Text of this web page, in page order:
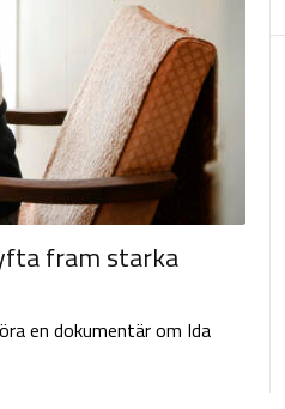
fram starka
en dokumentär om Ida